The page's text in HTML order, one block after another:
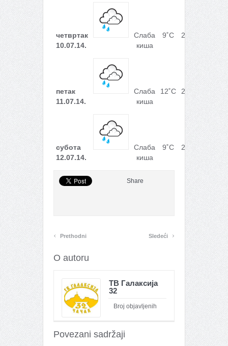
четвртак
10.07.14.
Слаба
киша
9˚C 28˚C 10.5
петак
11.07.14.
Слаба
киша
12˚C 27˚C
субота
12.07.14.
Слаба
киша
9˚C 28˚C 5.2
Share
‹ Prethodni Sledeći ›
O autoru
ТВ Галаксија
32
Broj objavljenih
Povezani sadržaji